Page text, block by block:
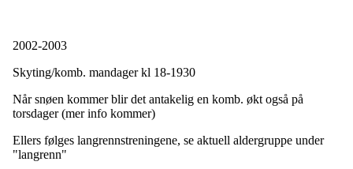
2002-2003
Skyting/komb. mandager kl 18-1930
Når snøen kommer blir det antakelig en komb. økt også på
torsdager (mer info kommer)
Ellers følges langrennstreningene, se aktuell aldergruppe under
"langrenn"